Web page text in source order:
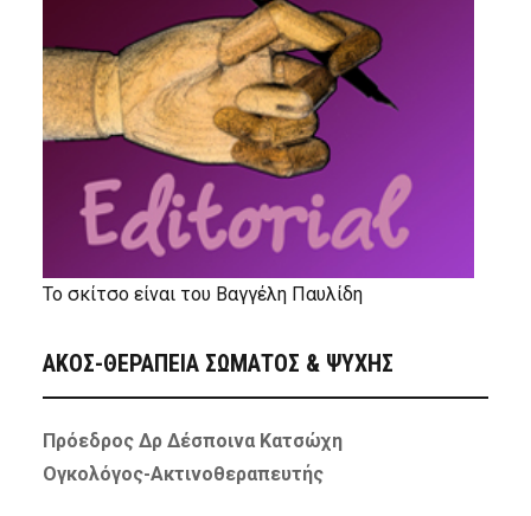
Το σκίτσο είναι του Βαγγέλη Παυλίδη
ΑΚΟΣ-ΘΕΡΑΠΕΙΑ ΣΩΜΑΤΟΣ & ΨΥΧΗΣ
Πρόεδρος Δρ Δέσποινα Κατσώχη
Ογκολόγος-Ακτινοθεραπευτής